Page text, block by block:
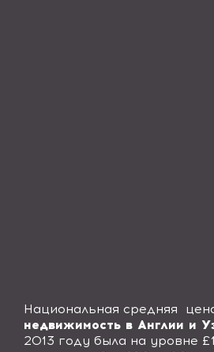
Национальная средняя
недвижимость в Англии и
2013 году была на уровне